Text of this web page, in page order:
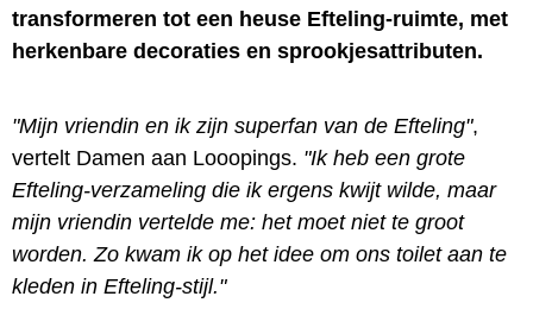
transformeren tot een heuse Efteling-ruimte, met
herkenbare decoraties en sprookjesattributen.
"Mijn vriendin en ik zijn superfan van de Efteling",
vertelt Damen aan Looopings. "Ik heb een grote
Efteling-verzameling die ik ergens kwijt wilde, maar
mijn vriendin vertelde me: het moet niet te groot
worden. Zo kwam ik op het idee om ons toilet aan te
kleden in Efteling-stijl."